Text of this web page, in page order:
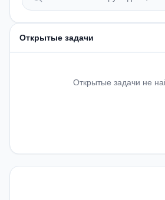
Открытые задачи
Открытые задачи не